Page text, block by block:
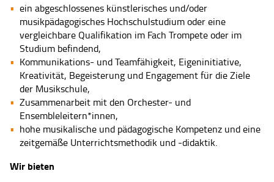
ein abgeschlossenes künstlerisches und/oder
musikpädagogisches Hochschulstudium oder eine
vergleichbare Qualifikation im Fach Trompete oder im
Studium befindend,
Kommunikations- und Teamfähigkeit, Eigeninitiative,
Kreativität, Begeisterung und Engagement für die Ziele
der Musikschule,
Zusammenarbeit mit den Orchester- und
Ensembleleitern*innen,
hohe musikalische und pädagogische Kompetenz und eine
zeitgemäße Unterrichtsmethodik und -didaktik.
Wir bieten